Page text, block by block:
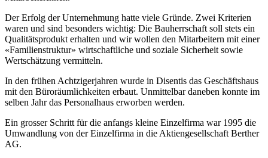
Der Erfolg der Unternehmung hatte viele Gründe. Zwei Kriterien
waren und sind besonders wichtig: Die Bauherrschaft soll stets ein
Qualitätsprodukt erhalten und wir wollen den Mitarbeitern mit einer
«Familienstruktur» wirtschaftliche und soziale Sicherheit sowie
Wertschätzung vermitteln.
In den frühen Achtzigerjahren wurde in Disentis das Geschäftshaus
mit den Büroräumlichkeiten erbaut. Unmittelbar daneben konnte im
selben Jahr das Personalhaus erworben werden.
Ein grosser Schritt für die anfangs kleine Einzelfirma war 1995 die
Umwandlung von der Einzelfirma in die Aktiengesellschaft Berther
AG.